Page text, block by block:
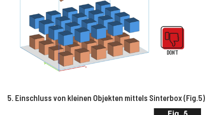
5. Einschluss von kleinen Objekten mittels Sinterbox (Fig.5)